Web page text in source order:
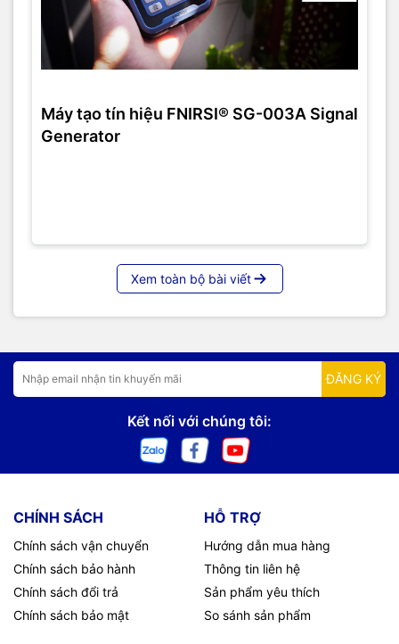
Máy tạo tín hiệu FNIRSI® SG-003A Signal
Generator
Xem toàn bộ bài viết
ĐĂNG KÝ
Kết nối với chúng tôi:
CHÍNH SÁCH
Chính sách vận chuyển
Chính sách bảo hành
Chính sách đổi trả
Chính sách bảo mật
HỖ TRỢ
Hướng dẫn mua hàng
Thông tin liên hệ
Sản phẩm yêu thích
So sánh sản phẩm